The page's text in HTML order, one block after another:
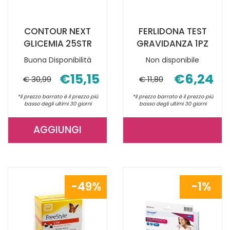
CONTOUR NEXT
GLICEMIA 25STR
Buona Disponibilità
€ 30,99 €15,15
*il prezzo barrato è il prezzo più
basso degli ultimi 30 giorni
AGGIUNGIAGGIUNGI CONTOUR
25STR AL
CARRELLO
FERLIDONA TEST
GRAVIDANZA 1PZ
Non disponibile
€ 11,80 €6,24
*il prezzo barrato è il prezzo più
basso degli ultimi 30 giorni
1PZ NON
DISPONIBILE
49% 1%